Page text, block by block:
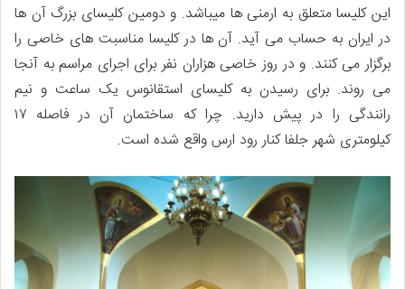
این کلیسا متعلق به ارمنی ها میباشد. و دومین کلیسای بزرگ آن ها
در ایران به حساب می آید. آن ها در کلیسا مناسبت های خاصی را
برگزار می کنند. و در روز خاصی هزاران نفر برای اجرای مراسم به آنجا
می روند. برای رسیدن به کلیسای استقانوس یک ساعت و نیم
رانندگی را در پیش دارید. چرا که ساختمان آن در فاصله ۱۷
کیلومتری شهر جلفا کنار رود ارس واقع شده است.